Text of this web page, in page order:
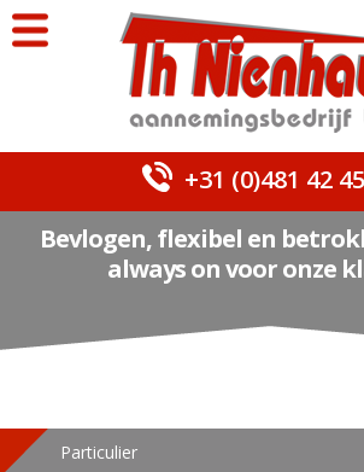
+31 (0)481 42
Bevlogen, flexibel en
always on voor onze
Particulier